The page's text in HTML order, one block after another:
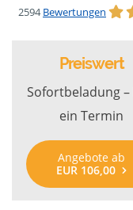
2594Bewertungen
Preiswert
Sofortbeladung
ein Termin
Angebote ab
EUR 106,00